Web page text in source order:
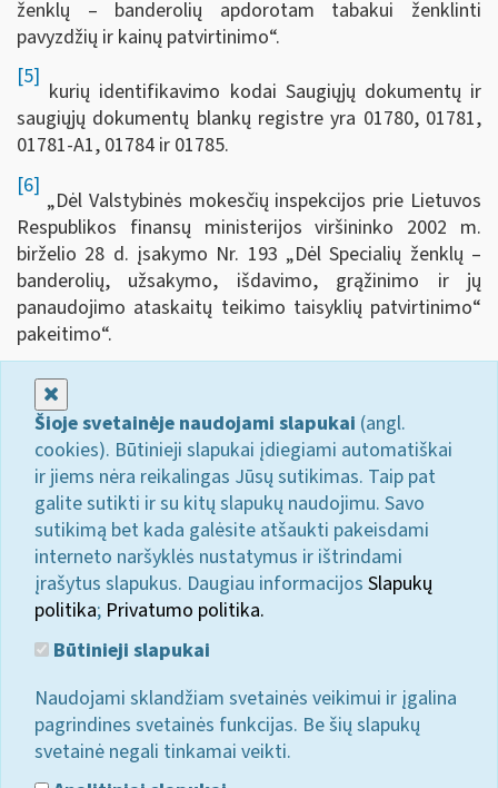
ženklų – ­banderolių apdorotam tabakui ženklinti
pavyzdžių ir kainų patvirtinimo“.
[5]
kurių identifikavimo kodai Saugiųjų dokumentų ir
saugiųjų dokumentų blankų registre yra 01780, 01781,
01781-A1, 01784 ir 01785.
[6]
„Dėl Valstybinės mokesčių inspekcijos prie Lietuvos
Respublikos finansų ministerijos viršininko 2002 m.
birželio 28 d. įsakymo Nr. 193 „Dėl Specialių ženklų –
banderolių, užsakymo, išdavimo, grąžinimo ir jų
panaudojimo ataskaitų teikimo taisyklių patvirtinimo“
pakeitimo“.
Šioje svetainėje naudojami slapukai (angl.
cookies). Būtinieji slapukai įdiegiami automatiškai
ir jiems nėra reikalingas Jūsų sutikimas. Taip pat
galite sutikti ir su kitų slapukų naudojimu. Savo
sutikimą bet kada galėsite atšaukti pakeisdami
interneto naršyklės nustatymus ir ištrindami
įrašytus slapukus. Daugiau informacijos Slapukų
politika; Privatumo politika.
Būtinieji slapukai
Naudojami sklandžiam svetainės veikimui ir įgalina
pagrindines svetainės funkcijas. Be šių slapukų
svetainė negali tinkamai veikti.